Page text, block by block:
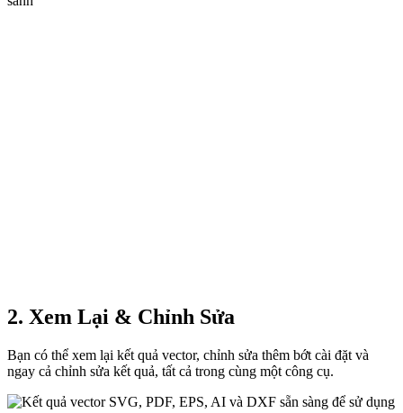
2. Xem Lại & Chỉnh Sửa
Bạn có thể xem lại kết quả vector, chỉnh sửa thêm bớt cài đặt và
ngay cả chỉnh sửa kết quả, tất cả trong cùng một công cụ.